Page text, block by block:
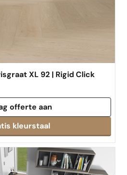
XL 92 | Rigid Click
offerte aan